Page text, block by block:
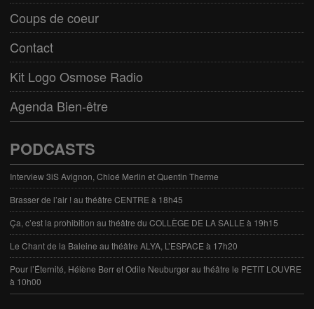
Coups de coeur
Contact
Kit Logo Osmose Radio
Agenda Bien-être
PODCASTS
Interview 3iS Avignon, Chloé Merlin et Quentin Therme
Brasser de l’air ! au théâtre CENTRE à 18h45
Ça, c’est la prohibition au théâtre du COLLÈGE DE LA SALLE à 19h15
Le Chant de la Baleine au théâtre ALYA, L’ESPACE à 17h20
Pour l’Éternité, Hélène Berr et Odile Neuburger au théâtre le PETIT LOUVRE
à 10h00